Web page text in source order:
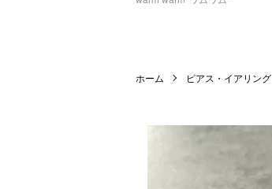
ホーム ピアス・イアリング